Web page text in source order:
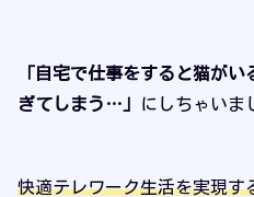
「自宅で仕事をすると猫が
ぎてしまう…」
にしちゃいま
快適テレワーク生活を実現す